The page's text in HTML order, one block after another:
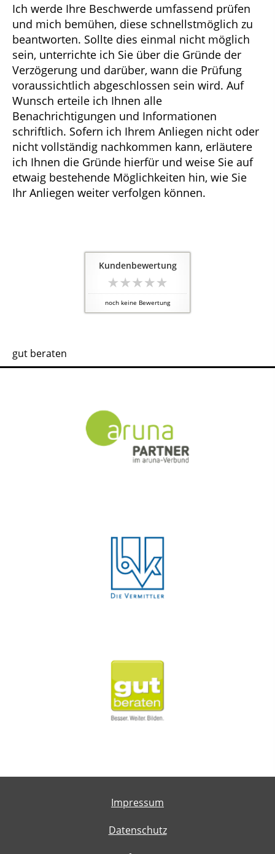
Ich werde Ihre Beschwerde umfassend prüfen
und mich bemühen, diese schnellstmöglich zu
beantworten. Sollte dies einmal nicht möglich
sein, unterrichte ich Sie über die Gründe der
Verzögerung und darüber, wann die Prüfung
voraussichtlich abgeschlossen sein wird. Auf
Wunsch erteile ich Ihnen alle
Benachrichtigungen und Informationen
schriftlich. Sofern ich Ihrem Anliegen nicht oder
nicht vollständig nachkommen kann, erläutere
ich Ihnen die Gründe hierfür und weise Sie auf
etwaig bestehende Möglichkeiten hin, wie Sie
Ihr Anliegen weiter verfolgen können.
Kundenbewertung
noch keine Bewertung
gut beraten
Impressum
Datenschutz